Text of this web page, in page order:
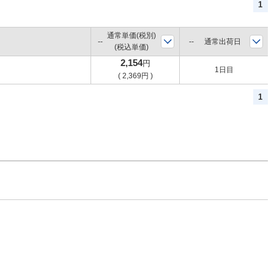
1
通常単価(税別)
(税込単価)
通常出荷日
2,154円
( 2,369 円 )
1日目
1